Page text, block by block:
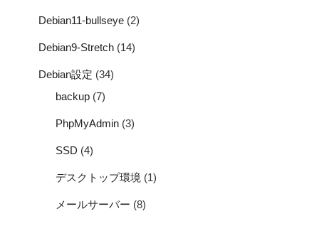
Debian11-bullseye (2)
Debian9-Stretch (14)
Debian設定 (34)
backup (7)
PhpMyAdmin (3)
SSD (4)
デスクトップ環境 (1)
メールサーバー (8)